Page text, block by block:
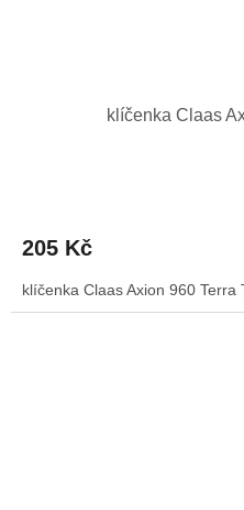
klíčenka Claas
205 Kč
klíčenka Claas Axion 960 Terra